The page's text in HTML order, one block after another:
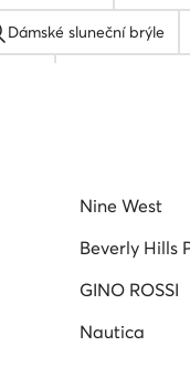
Dámské sluneční brýle
hodinky
Nine West
Beverly Hills
GINO ROSSI
Nautica